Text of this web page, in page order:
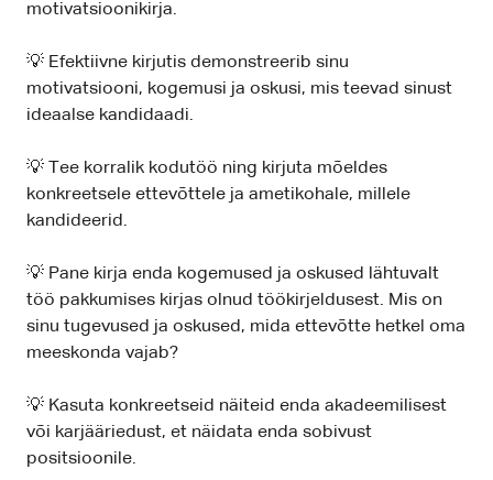
motivatsioonikirja.
💡 Efektiivne kirjutis demonstreerib sinu
motivatsiooni, kogemusi ja oskusi, mis teevad sinust
ideaalse kandidaadi.
💡 Tee korralik kodutöö ning kirjuta mõeldes
konkreetsele ettevõttele ja ametikohale, millele
kandideerid.
💡 Pane kirja enda kogemused ja oskused lähtuvalt
töö pakkumises kirjas olnud töökirjeldusest. Mis on
sinu tugevused ja oskused, mida ettevõtte hetkel oma
meeskonda vajab?
💡 Kasuta konkreetseid näiteid enda akadeemilisest
või karjääriedust, et näidata enda sobivust
positsioonile.